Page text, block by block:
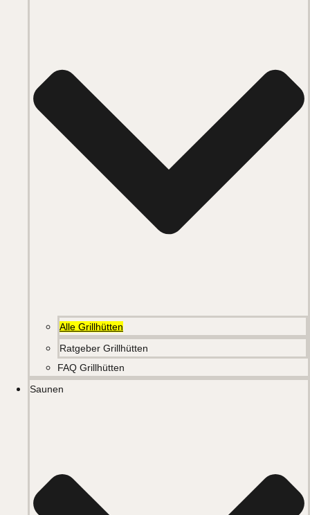
Alle Grillhütten
Ratgeber Grillhütten
FAQ Grillhütten
Saunen